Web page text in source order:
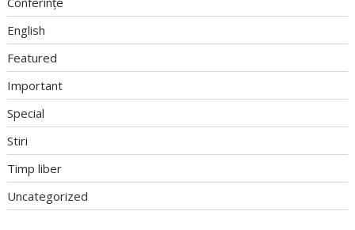
English
Featured
Important
Special
Stiri
Timp liber
Uncategorized